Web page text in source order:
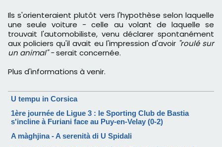
Ils s'orienteraient plutôt vers l'hypothèse selon laquelle
une seule voiture - celle au volant de laquelle se
trouvait l'automobiliste, venu déclarer spontanément
aux policiers qu'il avait eu l'impression d'avoir "roulé sur
un animal" -serait concernée.
Plus d'informations à venir.
U tempu in Corsica
1ère journée de Ligue 3 : le Sporting Club de Bastia
s'incline à Furiani face au Puy-en-Velay (0-2)
A màghjina - A serenità di U Spidali